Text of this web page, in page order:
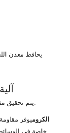
يتم تحقيق مقاومة التآكل لسلك اللحام من خلال آلية حماية مزدوجة:
الكروميوفر